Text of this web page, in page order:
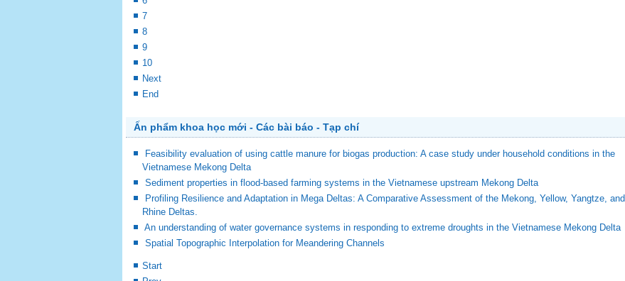
7
8
9
10
Next
End
Ấn phẩm khoa học mới - Các bài báo - Tạp chí
Feasibility evaluation of using cattle manure for biogas production: A case study under household conditions in the
Vietnamese Mekong Delta
Sediment properties in flood-based farming systems in the Vietnamese upstream Mekong Delta
Profiling Resilience and Adaptation in Mega Deltas: A Comparative Assessment of the Mekong, Yellow, Yangtze, and
Rhine Deltas.
An understanding of water governance systems in responding to extreme droughts in the Vietnamese Mekong Delta
Spatial Topographic Interpolation for Meandering Channels
Start